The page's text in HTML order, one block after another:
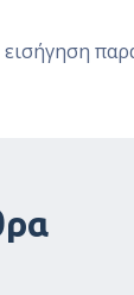
εισήγηση